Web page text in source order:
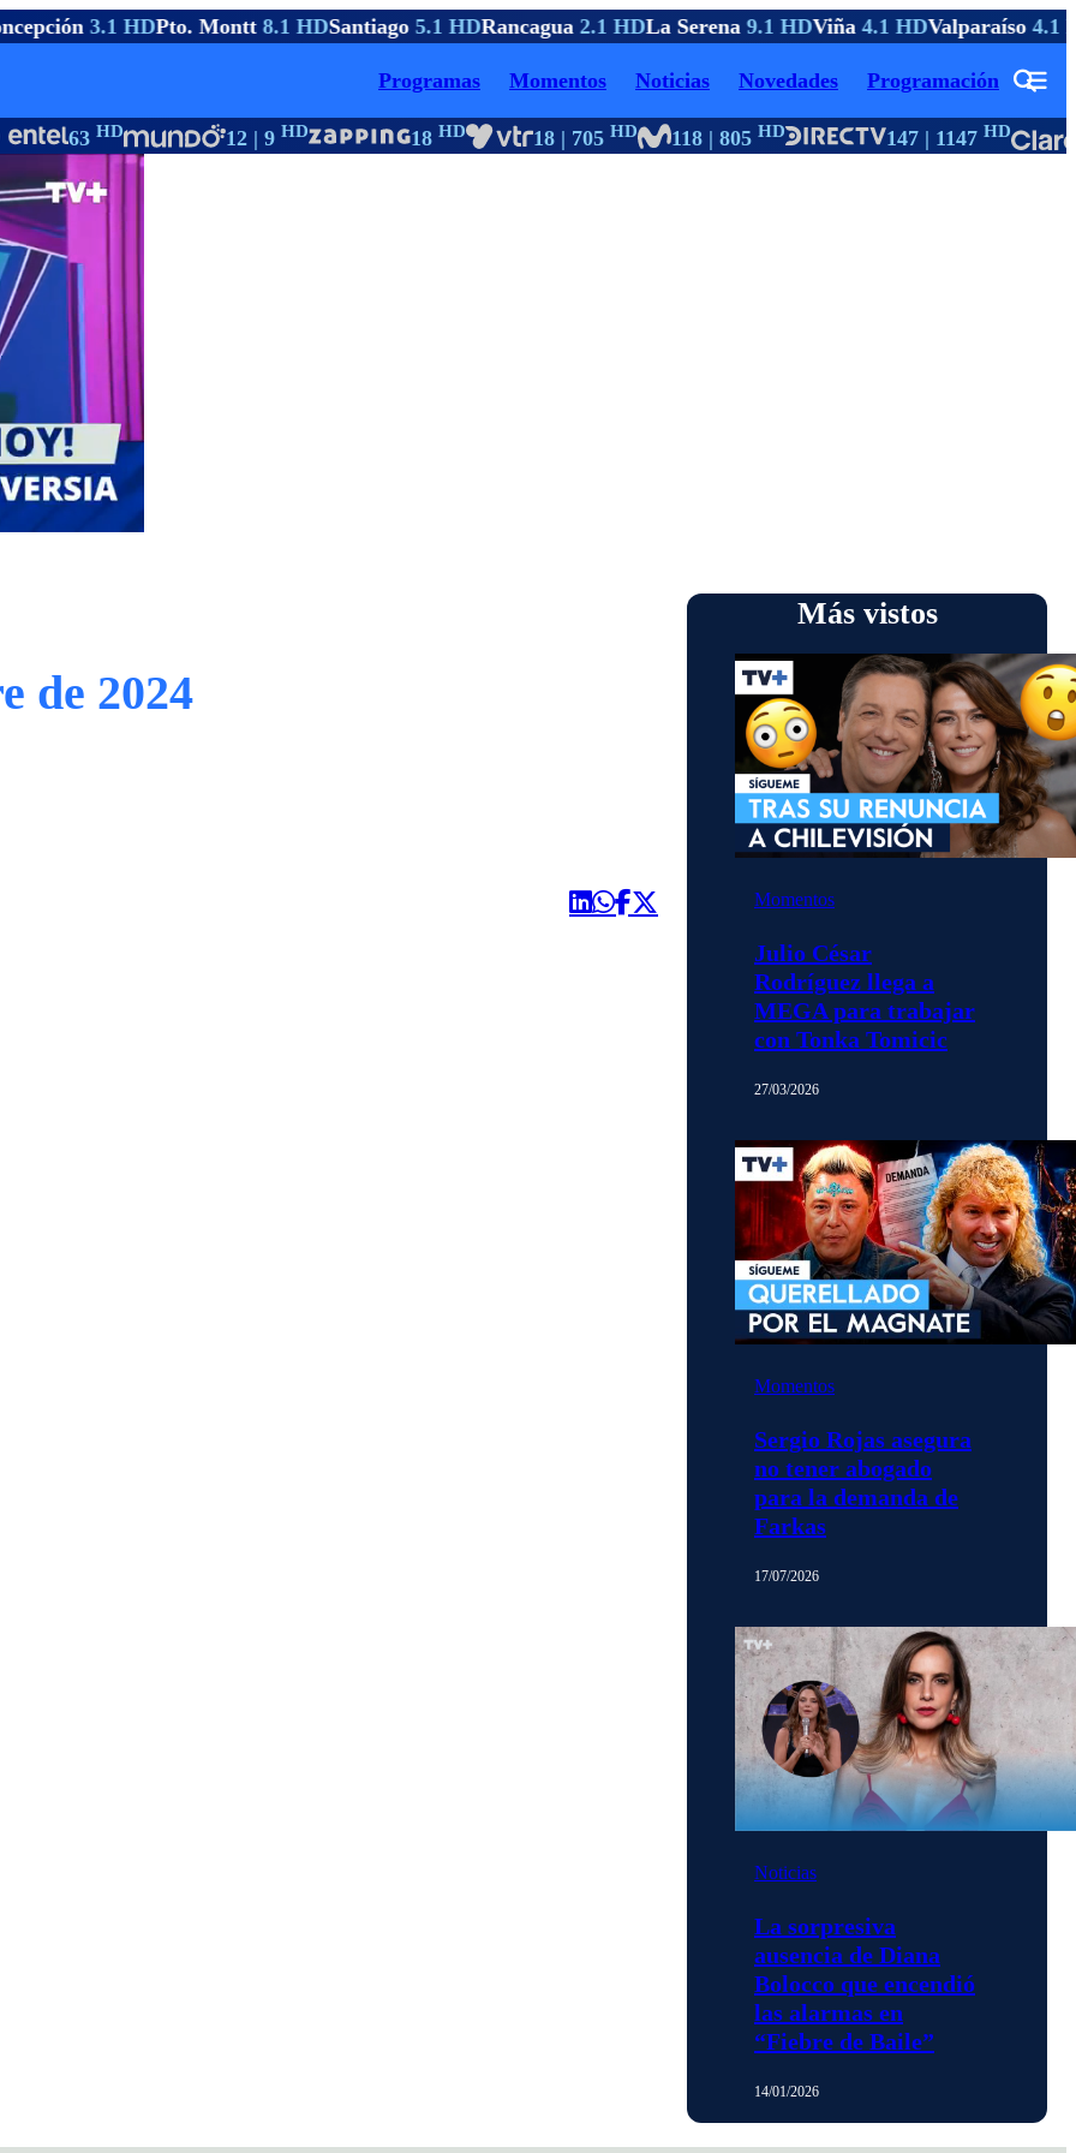
3.1 HDPto. Montt8.1 HDSantiago5.1 HDRancagua2.1 HDLa Serena9.1 HDViña4.1 HDValparaíso4.1
Programas Momentos Noticias Novedades Programación
63HD 12 | 9HD 18HD 18 | 705HD 118 | 805HD 147 | 1147HD
de 2024
Más vistos
Momentos
Julio César
Rodríguez llega a
MEGA para trabajar
con Tonka Tomicic
27/03/2026
Momentos
Sergio Rojas asegura
no tener abogado
para la demanda de
Farkas
17/07/2026
Noticias
La sorpresiva
ausencia de Diana
Bolocco que encendió
las alarmas en
“Fiebre de Baile”
14/01/2026